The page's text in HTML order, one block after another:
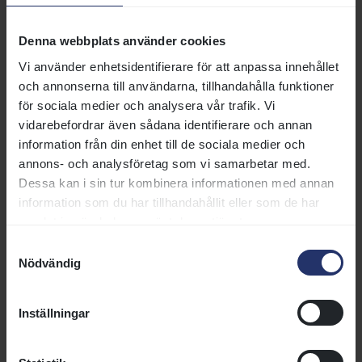
Denna webbplats använder cookies
Vi använder enhetsidentifierare för att anpassa innehållet
och annonserna till användarna, tillhandahålla funktioner
för sociala medier och analysera vår trafik. Vi
vidarebefordrar även sådana identifierare och annan
information från din enhet till de sociala medier och
annons- och analysföretag som vi samarbetar med.
Dessa kan i sin tur kombinera informationen med annan
information som du har tillhandahållit eller som de har
Nödvändig
Inställningar
260616-4 Bp MA 1400
260603-1 Bp H72 2350 dt gd
260603-3 Bp MA 1600 dt
260603-3 Bp MA 1600 dt gd
260520-9 Bp
260419-5 Bp